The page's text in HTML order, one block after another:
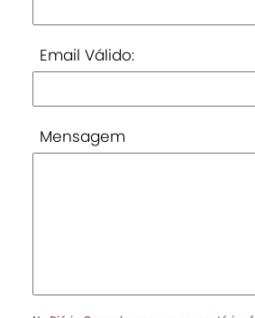
Email Válido:
Mensagem